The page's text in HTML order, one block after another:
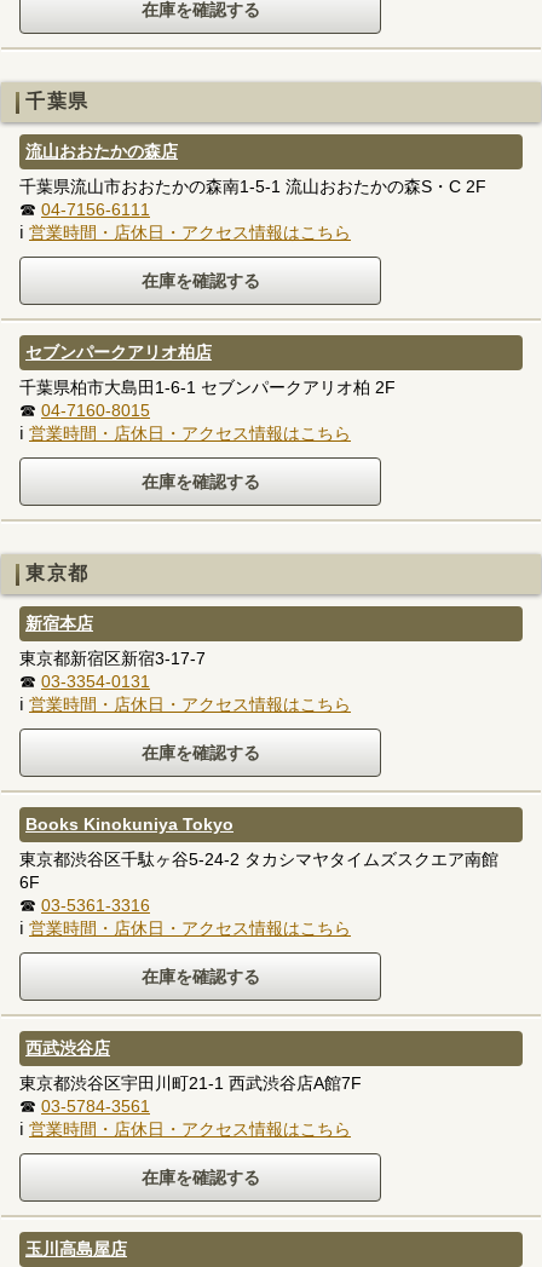
千葉県
流山おおたかの森店
千葉県流山市おおたかの森南1-5-1 流山おおたかの森S・C 2F
☎ 04-7156-6111
ℹ 営業時間・店休日・アクセス情報はこちら
セブンパークアリオ柏店
千葉県柏市大島田1-6-1 セブンパークアリオ柏 2F
☎ 04-7160-8015
ℹ 営業時間・店休日・アクセス情報はこちら
東京都
新宿本店
東京都新宿区新宿3-17-7
☎ 03-3354-0131
ℹ 営業時間・店休日・アクセス情報はこちら
Books Kinokuniya Tokyo
東京都渋谷区千駄ヶ谷5-24-2 タカシマヤタイムズスクエア南館
6F
☎ 03-5361-3316
ℹ 営業時間・店休日・アクセス情報はこちら
西武渋谷店
東京都渋谷区宇田川町21-1 西武渋谷店A館7F
☎ 03-5784-3561
ℹ 営業時間・店休日・アクセス情報はこちら
玉川高島屋店